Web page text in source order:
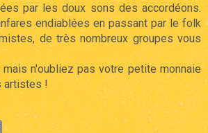
par les doux sons des accordéons.
endiablées en passant par le folk
de très nombreux groupes vous
n'oubliez pas votre petite monnaie
artistes !
Email